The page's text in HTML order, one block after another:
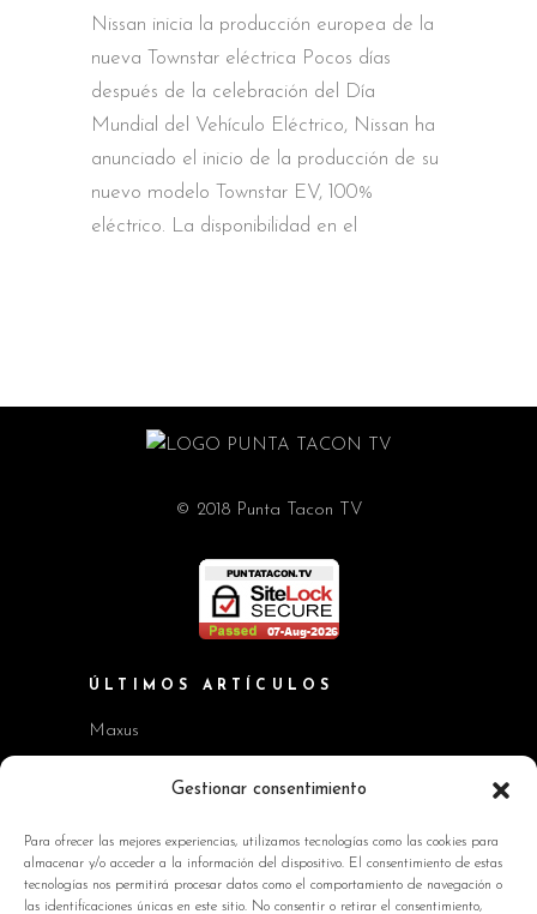
Gestionar consentimiento
Para ofrecer las mejores experiencias, utilizamos tecnologías como las cookies para
almacenar y/o acceder a la información del dispositivo. El consentimiento de estas
tecnologías nos permitirá procesar datos como el comportamiento de navegación o
las identificaciones únicas en este sitio. No consentir o retirar el consentimiento,
Nissan inicia la producción europea de la
nueva Townstar eléctrica Pocos días
después de la celebración del Día
Mundial del Vehículo Eléctrico, Nissan ha
anunciado el inicio de la producción de su
nuevo modelo Townstar EV, 100%
eléctrico. La disponibilidad en el
© 2018 Punta Tacon TV
ÚLTIMOS ARTÍCULOS
Maxus
Workshop BMW Neue Klasse
Kia EV2 y Kia Seltos